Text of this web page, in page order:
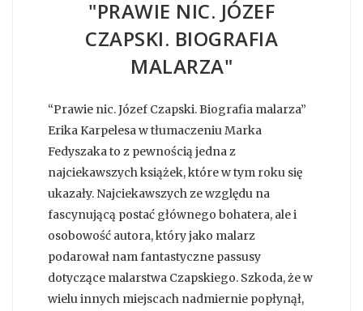
"PRAWIE NIC. JÓZEF
CZAPSKI. BIOGRAFIA
MALARZA"
“Prawie nic. Józef Czapski. Biografia malarza”
Erika Karpelesa w tłumaczeniu Marka
Fedyszaka to z pewnością jedna z
najciekawszych książek, które w tym roku się
ukazały. Najciekawszych ze względu na
fascynującą postać głównego bohatera, ale i
osobowość autora, który jako malarz
podarował nam fantastyczne passusy
dotyczące malarstwa Czapskiego. Szkoda, że w
wielu innych miejscach nadmiernie popłynął,